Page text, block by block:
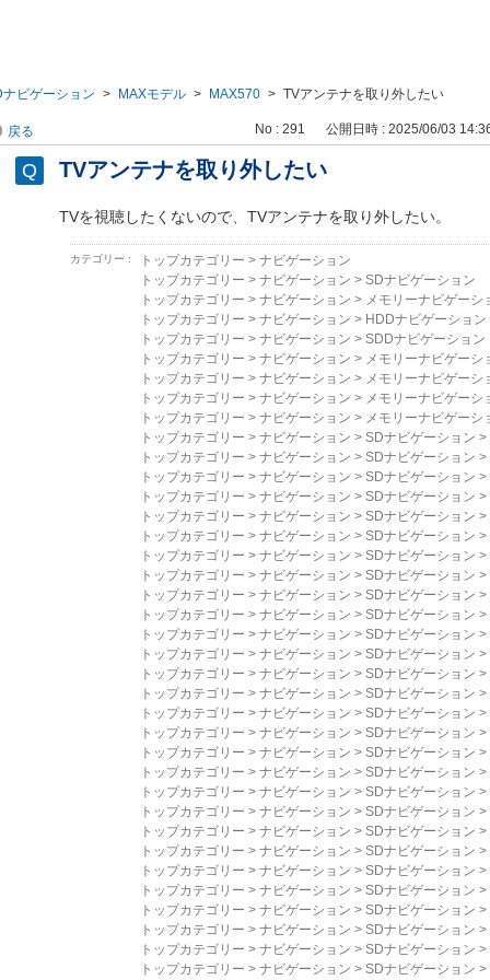
ビゲーション > MAXモデル > MAX570 > TVアンテナを取り外したい
戻る No : 291 公開日時 : 2025/06/03
TVアンテナを取り外したい
TVを視聴したくないので、TVアンテナを取り外したい。
カテゴリー : トップカテゴリー > ナビゲーション
トップカテゴリー > ナビゲーション > SDナビゲーション
トップカテゴリー > ナビゲーション > メモリーナビゲーシ
トップカテゴリー > ナビゲーション > HDDナビゲーション
トップカテゴリー > ナビゲーション > SDDナビゲーション
トップカテゴリー > ナビゲーション > メモリーナビゲーシ
トップカテゴリー > ナビゲーション > メモリーナビゲーシ
トップカテゴリー > ナビゲーション > メモリーナビゲーシ
トップカテゴリー > ナビゲーション > メモリーナビゲーシ
トップカテゴリー > ナビゲーション > SDナビゲーション >
トップカテゴリー > ナビゲーション > SDナビゲーション >
トップカテゴリー > ナビゲーション > SDナビゲーション >
トップカテゴリー > ナビゲーション > SDナビゲーション >
トップカテゴリー > ナビゲーション > SDナビゲーション >
トップカテゴリー > ナビゲーション > SDナビゲーション >
トップカテゴリー > ナビゲーション > SDナビゲーション >
トップカテゴリー > ナビゲーション > SDナビゲーション >
トップカテゴリー > ナビゲーション > SDナビゲーション >
トップカテゴリー > ナビゲーション > SDナビゲーション >
トップカテゴリー > ナビゲーション > SDナビゲーション >
トップカテゴリー > ナビゲーション > SDナビゲーション >
トップカテゴリー > ナビゲーション > SDナビゲーション >
トップカテゴリー > ナビゲーション > SDナビゲーション >
トップカテゴリー > ナビゲーション > SDナビゲーション >
トップカテゴリー > ナビゲーション > SDナビゲーション >
トップカテゴリー > ナビゲーション > SDナビゲーション >
トップカテゴリー > ナビゲーション > SDナビゲーション >
トップカテゴリー > ナビゲーション > SDナビゲーション >
トップカテゴリー > ナビゲーション > SDナビゲーション >
トップカテゴリー > ナビゲーション > SDナビゲーション >
トップカテゴリー > ナビゲーション > SDナビゲーション >
トップカテゴリー > ナビゲーション > SDナビゲーション >
トップカテゴリー > ナビゲーション > SDナビゲーション >
トップカテゴリー > ナビゲーション > SDナビゲーション >
トップカテゴリー > ナビゲーション > SDナビゲーション >
トップカテゴリー > ナビゲーション > SDナビゲーション >
トップカテゴリー > ナビゲーション > SDナビゲーション >